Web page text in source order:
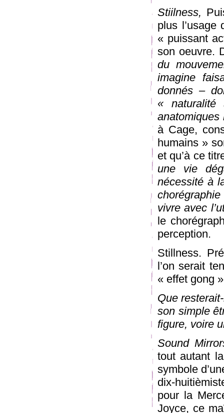
Stiilness,
plus
« puissant
son oeuvre.
du
imagine
donnés –
«
anatomiques
à Cage,
humains »
et qu’à ce
une vie
nécessité à
vivre avec
le
perception.
Stillness.
l’on serait
« effet gong
Que
son simple
figure, voire
Sound
tout autant
symbole
dix-
pour la
Joyce, ce